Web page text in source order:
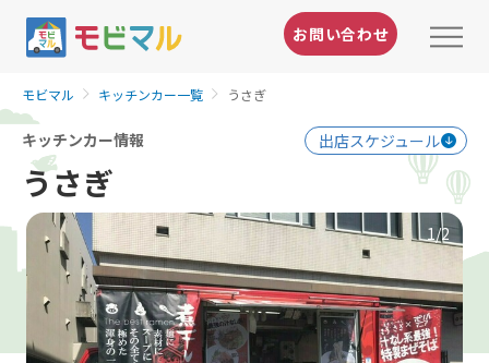
お問い合わせ
モビマル キッチンカー一覧 うさぎ
キッチンカー情報 出店スケジュール
うさぎ
1/2